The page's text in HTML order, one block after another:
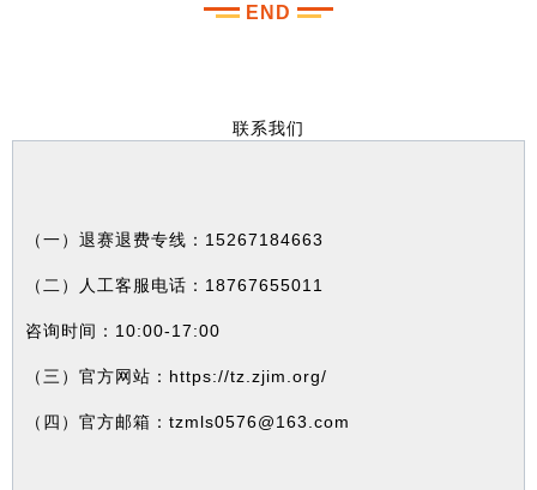
END
联系我们
（一）退赛退费专线：15267184663
（二）人工客服电话：18767655011
咨询时间：10:00-17:00
（三）官方网站：https://tz.zjim.org/
（四）官方邮箱：tzmls0576@163.com